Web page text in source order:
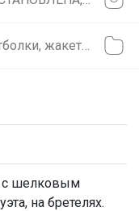
с шелковым
на бретелях.